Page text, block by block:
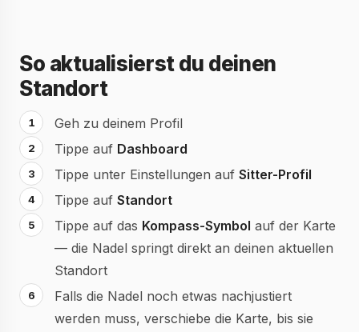
So aktualisierst du deinen
Standort
Geh zu deinem Profil
Tippe auf Dashboard
Tippe unter Einstellungen auf Sitter-Profil
Tippe auf Standort
Tippe auf das Kompass-Symbol auf der Karte
— die Nadel springt direkt an deinen aktuellen
Standort
Falls die Nadel noch etwas nachjustiert
werden muss, verschiebe die Karte, bis sie